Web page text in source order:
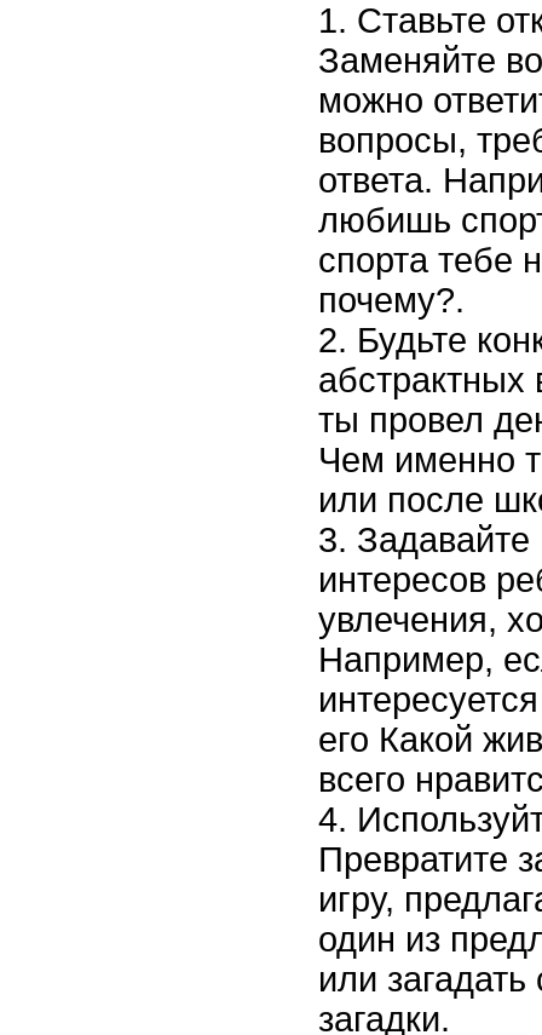
Ставьте
Заменяйте
можно
вопросы,
ответа.
любишь
спорта тебе
почему?.
Будьте
абстрактных
ты провел
Чем именно
или после
интересов
увлечения,
Например,
его Какой
всего
Превратите
игру,
один из
или загадать
загадки.